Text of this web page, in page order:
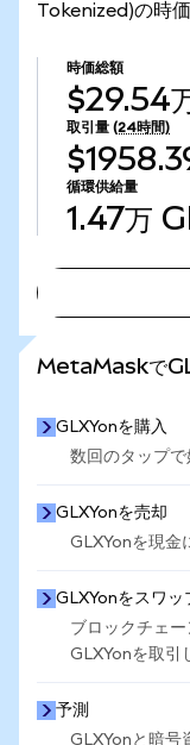
Tokenized)の時
時価総額
$29.54
取引量 (24時間)
循環供給量
1.47万
MetaMaskで
GLXYonを購入
数回のタップで
GLXYonを売却
GLXYonを現金
GLXYonをスワッ
ブロックチェ
GLXYonを取引
予測
GLXYonと暗号